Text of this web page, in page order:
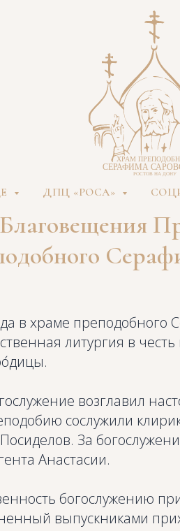
ДПЦ «РОСА»
в храме преподобного
литургия в
возглавил
сослужили
За
Анастасии.
богослужению
выпускниками